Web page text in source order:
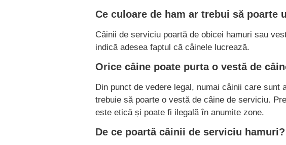
Ce culoare de ham ar trebui să poarte
Câinii de serviciu poartă de obicei hamuri sau
indică adesea faptul că câinele lucrează.
Orice câine poate purta o vestă de
Din punct de vedere legal, numai câinii care
trebuie să poarte o vestă de câine de serviciu.
este etică și poate fi ilegală în anumite zone.
De ce poartă câinii de serviciu hamuri?